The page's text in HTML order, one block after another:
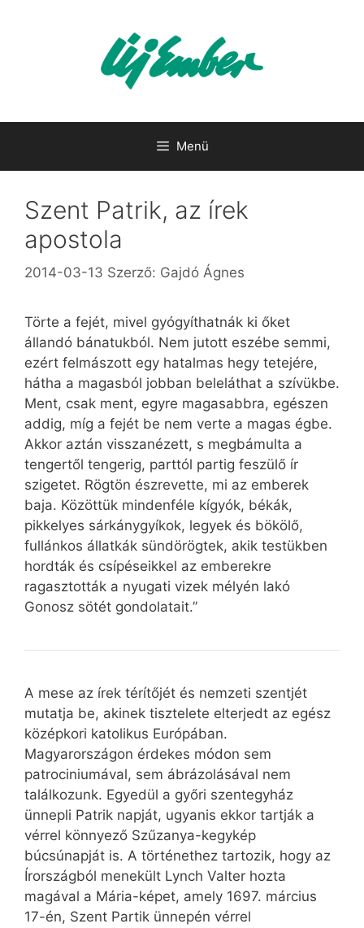
Menü
Szent Patrik, az írek
apostola
2014-03-13 Szerző: Gajdó Ágnes
Törte a fejét, mivel gyógyíthatnák ki őket
állandó bánatukból. Nem jutott eszébe semmi,
ezért felmászott egy hatalmas hegy tetejére,
hátha a magasból jobban beleláthat a szívükbe.
Ment, csak ment, egyre magasabbra, egészen
addig, míg a fejét be nem verte a magas égbe.
Akkor aztán visszanézett, s megbámulta a
tengertől tengerig, parttól partig feszülő ír
szigetet. Rögtön észrevette, mi az emberek
baja. Közöttük mindenféle kígyók, békák,
pikkelyes sárkánygyíkok, legyek és bökölő,
fullánkos állatkák sündörögtek, akik testükben
hordták és csípéseikkel az emberekre
ragasztották a nyugati vizek mélyén lakó
Gonosz sötét gondolatait.”
A mese az írek térítőjét és nemzeti szentjét
mutatja be, akinek tisztelete elterjedt az egész
középkori katolikus Európában.
Magyarországon érdekes módon sem
patrociniumával, sem ábrázolásával nem
találkozunk. Egyedül a győri szentegyház
ünnepli Patrik napját, ugyanis ekkor tartják a
vérrel könnyező Szűzanya-kegykép
búcsúnapját is. A történethez tartozik, hogy az
Írországból menekült Lynch Valter hozta
magával a Mária-képet, amely 1697. március
17-én, Szent Partik ünnepén vérrel